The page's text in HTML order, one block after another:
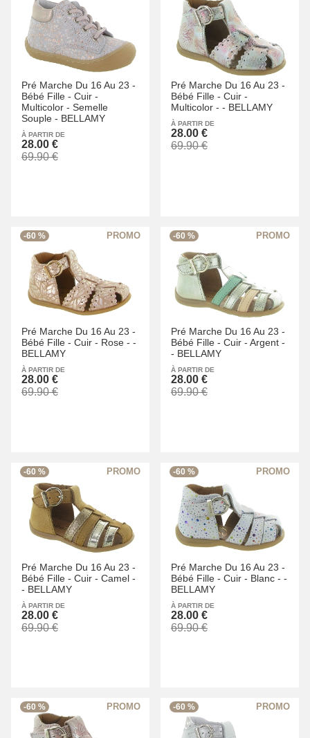
Pré Marche Du 16 Au 23 -
Bébé Fille - Cuir -
Multicolor - Semelle
Souple - BELLAMY
À PARTIR DE
28.00 €
69.90 €
Pré Marche Du 16 Au 23 -
Bébé Fille - Cuir -
Multicolor - - BELLAMY
À PARTIR DE
28.00 €
69.90 €
-60 %
Pré Marche Du 16 Au 23 -
Bébé Fille - Cuir - Rose - -
BELLAMY
À PARTIR DE
28.00 €
69.90 €
-60 %
Pré Marche Du 16 Au 23 -
Bébé Fille - Cuir - Argent -
- BELLAMY
À PARTIR DE
28.00 €
69.90 €
-60 %
Pré Marche Du 16 Au 23 -
Bébé Fille - Cuir - Camel -
- BELLAMY
À PARTIR DE
28.00 €
69.90 €
-60 %
Pré Marche Du 16 Au 23 -
Bébé Fille - Cuir - Blanc - -
BELLAMY
À PARTIR DE
28.00 €
69.90 €
-60 % -60 %